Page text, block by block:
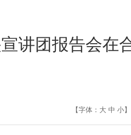
讲团报告会在
【字体： 大 中 小